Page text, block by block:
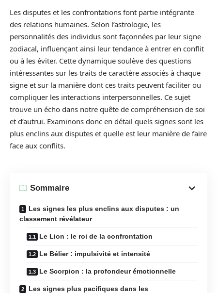
Les disputes et les confrontations font partie intégrante
des relations humaines. Selon l’astrologie, les
personnalités des individus sont façonnées par leur signe
zodiacal, influençant ainsi leur tendance à entrer en conflit
ou à les éviter. Cette dynamique soulève des questions
intéressantes sur les traits de caractère associés à chaque
signe et sur la manière dont ces traits peuvent faciliter ou
compliquer les interactions interpersonnelles. Ce sujet
trouve un écho dans notre quête de compréhension de soi
et d’autrui. Examinons donc en détail quels signes sont les
plus enclins aux disputes et quelle est leur manière de faire
face aux conflits.
Sommaire
Les signes les plus enclins aux disputes : un
classement révélateur
Le Lion : le roi de la confrontation
Le Bélier : impulsivité et intensité
Le Scorpion : la profondeur émotionnelle
Les signes plus pacifiques dans les